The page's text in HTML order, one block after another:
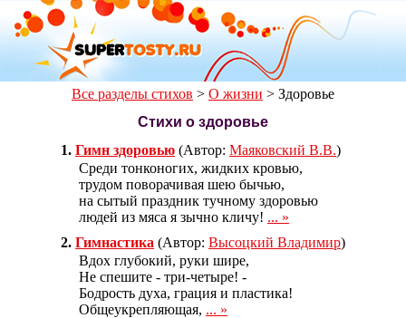
Все разделы стихов > О жизни > Здоровье
Стихи о здоровье
1. Гимн здоровью (Автор: Маяковский В.В.)
Среди тонконогих, жидких кровью,
трудом поворачивая шею бычью,
на сытый праздник тучному здоровью
людей из мяса я зычно кличу! ... »
2. Гимнастика (Автор: Высоцкий Владимир)
Вдох глубокий, руки шире,
Не спешите - три-четыре! -
Бодрость духа, грация и пластика!
Общеукрепляющая, ... »